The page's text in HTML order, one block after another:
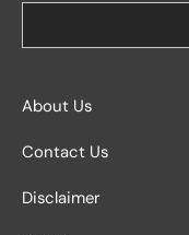
About Us
Contact Us
Disclaimer